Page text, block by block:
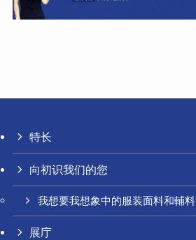
特长
向初识我们的您
我想要我想象中的服装面料和輔料
展庁